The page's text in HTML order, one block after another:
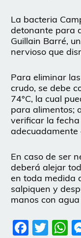
La bacteria
detonante para
Guillain Barré,
nervioso que
Para eliminar
crudo, se debe
74°C, la cual
para alimentos;
verificar la
adecuadamente
En caso de ser
deberá alejar
en toda medida
salpiquen y
manos con